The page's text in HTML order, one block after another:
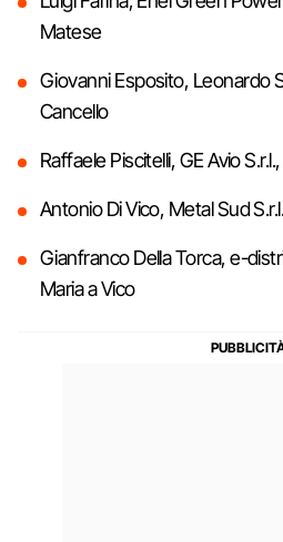
Matese
Giovanni Esposito, Leonardo
Cancello
Raffaele Piscitelli, GE Avio
Antonio Di Vico, Metal Sud
Gianfranco Della Torca, e-
Maria a Vico